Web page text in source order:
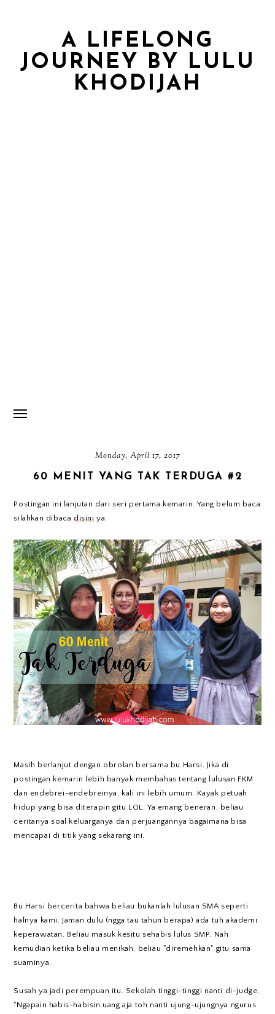
A LIFELONG
JOURNEY BY LULU
KHODIJAH
Monday, April 17, 2017
60 MENIT YANG TAK TERDUGA #2
Postingan ini lanjutan dari seri pertama kemarin. Yang belum baca
silahkan dibacadisiniya.
Masih berlanjut dengan obrolan bersama bu Harsi. Jika di
postingan kemarin lebih banyak membahas tentang lulusan FKM
dan endebrei-endebreinya, kali ini lebih umum. Kayak petuah
hidup yang bisa diterapin gitu LOL. Ya emang beneran, beliau
ceritanya soal keluarganya dan perjuangannya bagaimana bisa
mencapai di titik yang sekarang ini.
Bu Harsi bercerita bahwa beliau bukanlah lulusan SMA seperti
halnya kami. Jaman dulu (ngga tau tahun berapa) ada tuh akademi
keperawatan. Beliau masuk kesitu sehabis lulus SMP. Nah
kemudian ketika beliau menikah, beliau "diremehkan" gitu sama
suaminya.
Susah ya jadi perempuan itu. Sekolah tinggi-tinggi nanti di-judge,
"Ngapain habis-habisin uang aja toh nanti ujung-ujungnya ngurus